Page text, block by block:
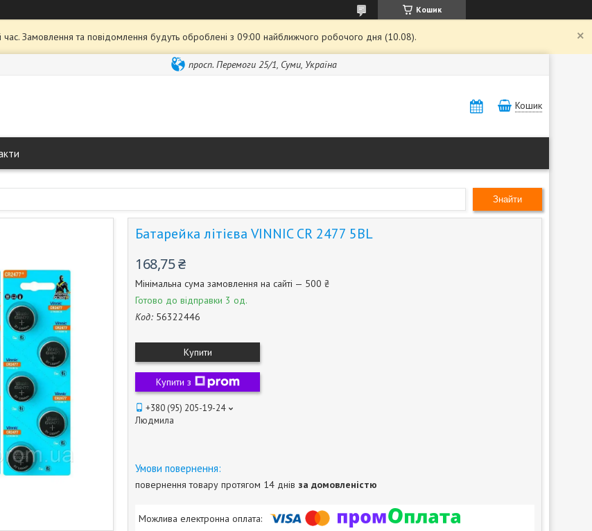
Кошик
час. Замовлення та повідомлення будуть оброблені з 09:00 найближчого робочого дня (10.08).
просп. Перемоги 25/1, Суми, Україна
Кошик
Знайти
Батарейка літієва VINNIC CR 2477 5BL
168,75 ₴
Мінімальна сума замовлення на сайті — 500 ₴
Готово до відправки 3 од.
Код: 56322446
Купити
Купити з
+380 (95) 205-19-24
Людмила
повернення товару протягом 14 днів за домовленістю